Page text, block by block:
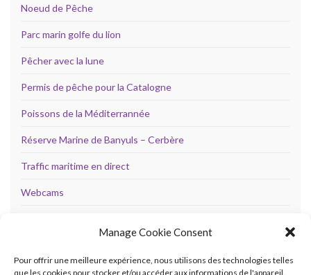
Manage Cookie Consent
Pour offrir une meilleure expérience, nous utilisons des technologies telles
que les cookies pour stocker et/ou accéder aux informations de l'appareil.
Noeud de Pêche
Parc marin golfe du lion
Pêcher avec la lune
Permis de pêche pour la Catalogne
Poissons de la Méditerrannée
Réserve Marine de Banyuls – Cerbère
Traffic maritime en direct
Webcams
NUAGES DE MOTS CLÉS